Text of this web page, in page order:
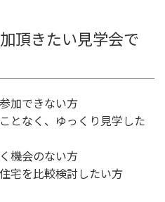
頂きたい見学会で
加できない方
となく、ゆっくり見学した
機会のない方
宅を比較検討したい方